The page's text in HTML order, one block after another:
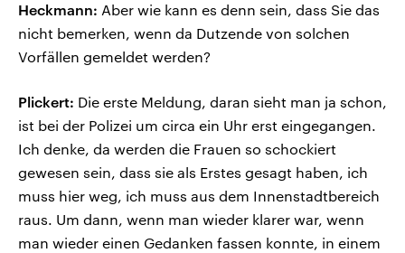
Heckmann: Aber wie kann es denn sein, dass Sie das
nicht bemerken, wenn da Dutzende von solchen
Vorfällen gemeldet werden?
Plickert: Die erste Meldung, daran sieht man ja schon,
ist bei der Polizei um circa ein Uhr erst eingegangen.
Ich denke, da werden die Frauen so schockiert
gewesen sein, dass sie als Erstes gesagt haben, ich
muss hier weg, ich muss aus dem Innenstadtbereich
raus. Um dann, wenn man wieder klarer war, wenn
man wieder einen Gedanken fassen konnte, in einem